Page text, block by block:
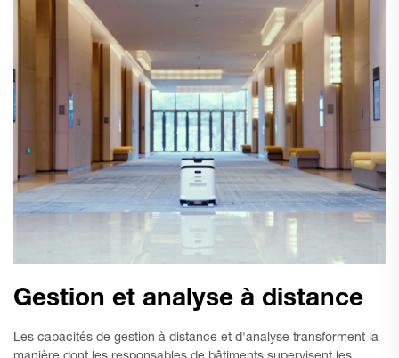
Gestion et analyse à distance
Les capacités de gestion à distance et d'analyse transforment la